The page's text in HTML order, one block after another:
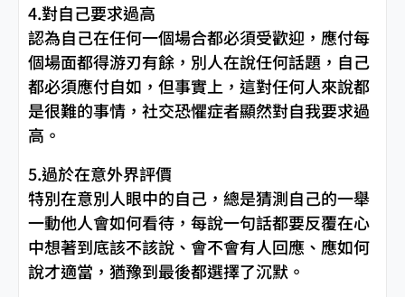
4.對自己要求過高
認為自己在任何一個場合都必須受歡迎，應付每
個場面都得游刃有餘，別人在說任何話題，自己
都必須應付自如，但事實上，這對任何人來說都
是很難的事情，社交恐懼症者顯然對自我要求過
高。
5.過於在意外界評價
特別在意別人眼中的自己，總是猜測自己的一舉
一動他人會如何看待，每說一句話都要反覆在心
中想著到底該不該說、會不會有人回應、應如何
說才適當，猶豫到最後都選擇了沉默。